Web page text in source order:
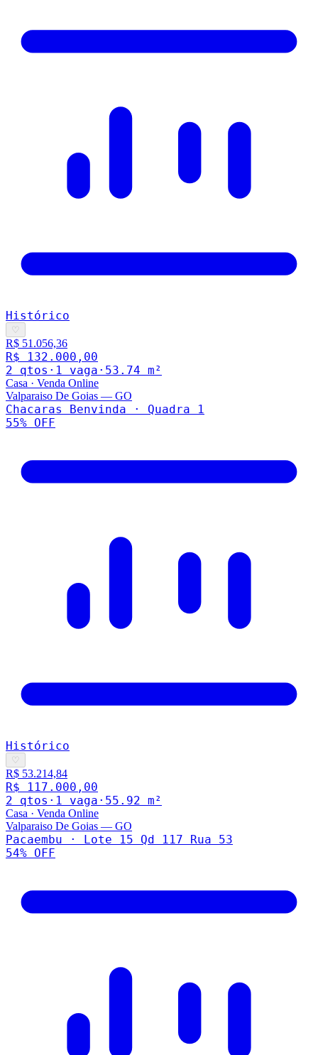
Histórico
♡
R$ 51.056,36
R$ 132.000,00
2 qtos · 1 vaga · 53.74 m²
Casa · Venda Online
Valparaiso De Goias — GO
Chacaras Benvinda · Quadra 1
55% OFF
Histórico
♡
R$ 53.214,84
R$ 117.000,00
2 qtos · 1 vaga · 55.92 m²
Casa · Venda Online
Valparaiso De Goias — GO
Pacaembu · Lote 15 Qd 117 Rua 53
54% OFF